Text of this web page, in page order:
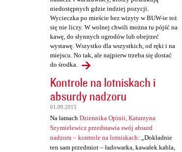
niedostępnych gdzie indziej pozycji.
Wycieczka po mieście bez wizyty w BUW-ie też
się nie liczy. W wolnej chwili można tu pójść na
kawę, do słynnych ogrodów lub obejrzeć
wystawę. Wszystko dla wszystkich, od ręki i na
miejscu. No tak, ale najpierw trzeba się dostać
do środka.
Kontrole na lotniskach i
absurdy nadzoru
01.09.2015
Na łamach Dziennika Opinii, Katarzyna
Szymielewicz przedstawia swój absurd
nadzoru – kontrole na lotniskach: „Dokładnie
ten sam przedmiot – ładowarka, kawałek kabla,